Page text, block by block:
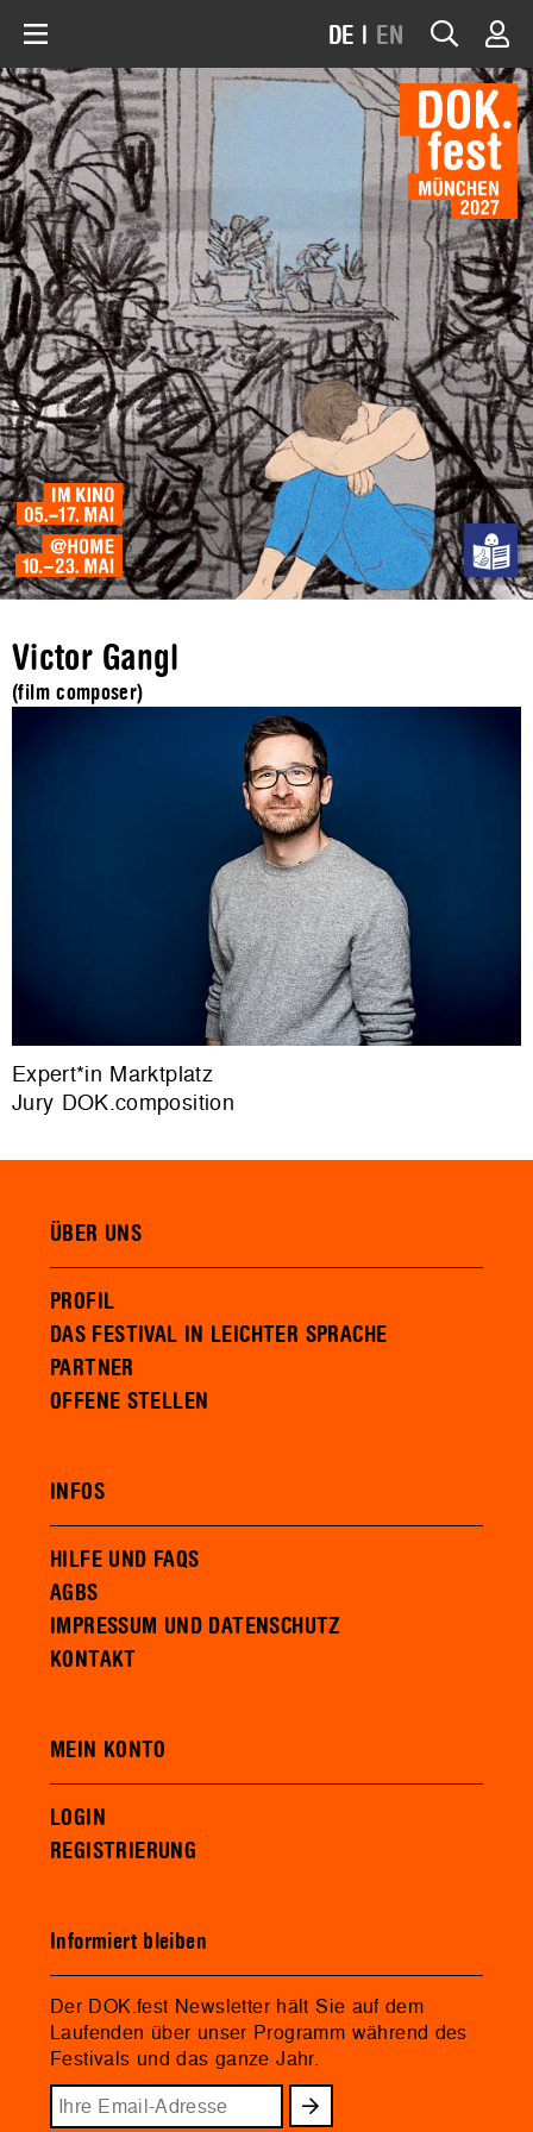
DE | EN
Victor Gangl
(film composer)
Expert*in Marktplatz
Jury DOK.composition
ÜBER UNS
PROFIL
DAS FESTIVAL IN LEICHTER SPRACHE
PARTNER
OFFENE STELLEN
INFOS
HILFE UND FAQS
AGBS
IMPRESSUM UND DATENSCHUTZ
KONTAKT
MEIN KONTO
LOGIN
REGISTRIERUNG
Informiert bleiben
Der DOK.fest Newsletter hält Sie auf dem
Laufenden über unser Programm während des
Festivals und das ganze Jahr.